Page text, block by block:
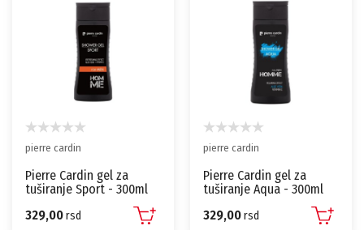
pierre cardin
Pierre Cardin gel za
tuširanje Sport - 300ml
329,00rsd
pierre cardin
Pierre Cardin gel za
tuširanje Aqua - 300ml
329,00rsd